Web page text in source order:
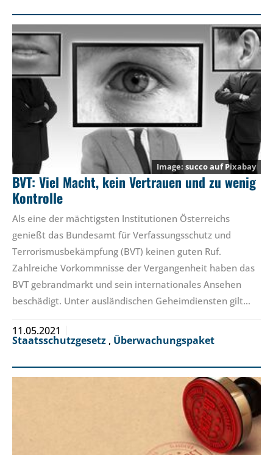
succoaufPixabay
BVT: Viel Macht, kein Vertrauen und zu wenig
Kontrolle
Als eine der mächtigsten Institutionen Österreichs
genießt das Bundesamt für Verfassungsschutz und
Terrorismusbekämpfung (BVT) keinen guten Ruf.
Zahlreiche Vorkommnisse der Vergangenheit haben das
BVT gebrandmarkt und sein internationales Ansehen
beschädigt. Unter ausländischen Geheimdiensten gilt…
11.05.2021
Staatsschutzgesetz , Überwachungspaket